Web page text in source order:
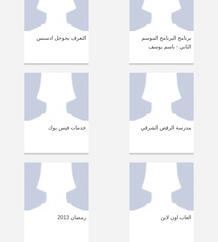
برنامج البرنامج الموسم
الثاني - باسم يوسف
التعرف بجوجل ادسنس
مدرسة الرقص الشرقي خدمات فيس بوك
العاب اون لاين رمضان 2013